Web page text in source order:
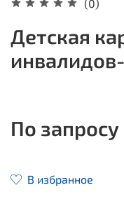
(0)
Детская
По запросу
В избранное